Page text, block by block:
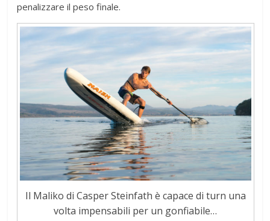
penalizzare il peso finale.
Il Maliko di Casper Steinfath è capace di turn una
volta impensabili per un gonfiabile…